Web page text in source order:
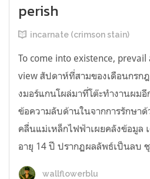
perish
incarnate (crimson stain)
To come into existence,
view สัปดาห์ที่สามของเดือนกรก
งมอร์แกนโผล่มาที่โต๊ะทำงานผมอี
ข้อความลับด้านในจากการรักษาด้
คลื่นแม่เหล็กไฟฟ้าเผยคลังข้อมูล
อายุ 14 ปี ปรากฏผลลัพธ์เป็นลบ
wallflowerblu